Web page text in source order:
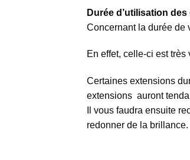
Durée d’utilisation
Concernant la durée de
En effet, celle-ci est
Certaines extensions
extensions auront
Il vous faudra ensuite
redonner de la brillance.